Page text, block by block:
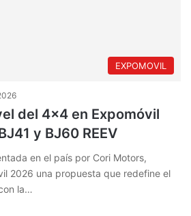
EXPOMOVIL
del 4×4 en Expomóvil
y BJ60 REEV
en el país por Cori Motors,
2026 una propuesta que redefine el
la…